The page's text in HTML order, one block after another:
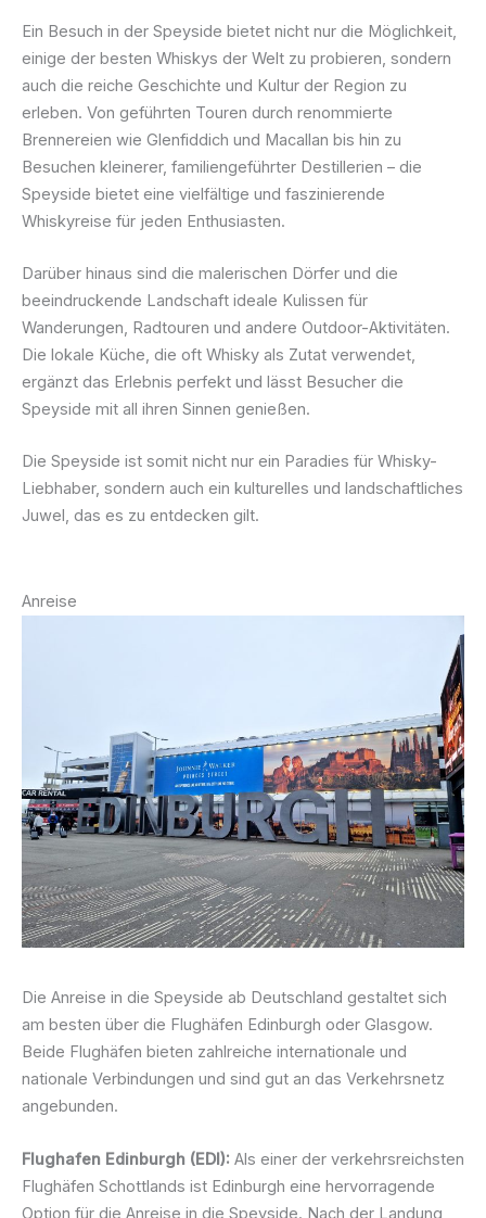
Ein Besuch in der Speyside bietet nicht nur die Möglichkeit,
einige der besten Whiskys der Welt zu probieren, sondern
auch die reiche Geschichte und Kultur der Region zu
erleben. Von geführten Touren durch renommierte
Brennereien wie Glenfiddich und Macallan bis hin zu
Besuchen kleinerer, familiengeführter Destillerien – die
Speyside bietet eine vielfältige und faszinierende
Whiskyreise für jeden Enthusiasten.
Darüber hinaus sind die malerischen Dörfer und die
beeindruckende Landschaft ideale Kulissen für
Wanderungen, Radtouren und andere Outdoor-Aktivitäten.
Die lokale Küche, die oft Whisky als Zutat verwendet,
ergänzt das Erlebnis perfekt und lässt Besucher die
Speyside mit all ihren Sinnen genießen.
Die Speyside ist somit nicht nur ein Paradies für Whisky-
Liebhaber, sondern auch ein kulturelles und landschaftliches
Juwel, das es zu entdecken gilt.
Anreise
Die Anreise in die Speyside ab Deutschland gestaltet sich
am besten über die Flughäfen Edinburgh oder Glasgow.
Beide Flughäfen bieten zahlreiche internationale und
nationale Verbindungen und sind gut an das Verkehrsnetz
angebunden.
Flughafen Edinburgh (EDI): Als einer der verkehrsreichsten
Flughäfen Schottlands ist Edinburgh eine hervorragende
Option für die Anreise in die Speyside. Nach der Landung